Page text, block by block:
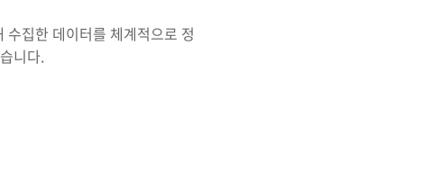
집한 데이터를 체계적으로 정
니다.